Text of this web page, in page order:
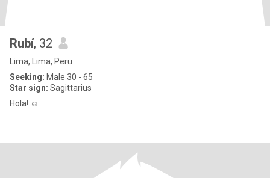
Rubí, 32
Lima, Lima, Peru
Seeking: Male 30 - 65
Star sign: Sagittarius
Hola! ☺️